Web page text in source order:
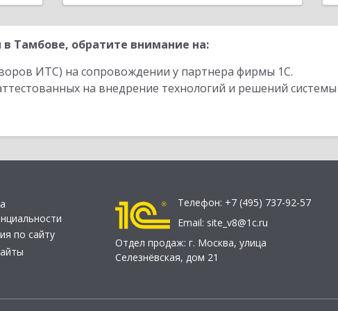
Тамбове, обратите внимание на:
ИТС) на сопровождении у партнера фирмы 1С.
на внедрение технологий и решений
по сайту
Телефон: +7 (495) 737-92-57
Email: site_v8@1c.ru
Отдел продаж: г. Москва, улица
Селезнёвская, дом 21